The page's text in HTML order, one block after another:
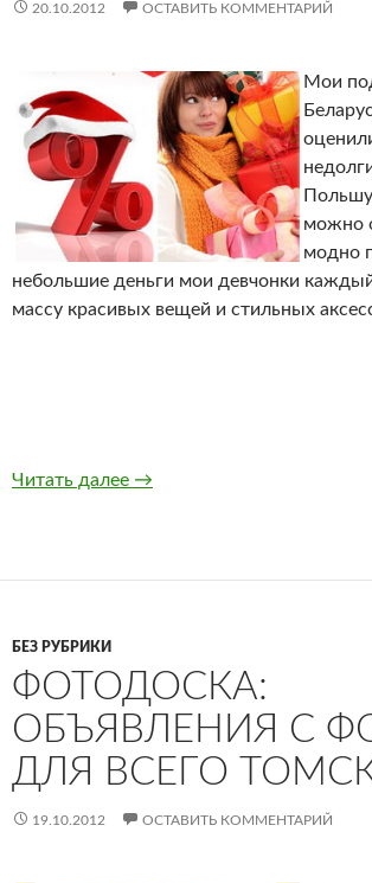
20.10.2012 ОСТАВИТЬ КОММЕНТАРИЙ
Мои
можно
модно
небольшие деньги мои девчонки
массу красивых вещей и стильных
Читать далее Шоп тур в Белосток
→
БЕЗ РУБРИКИ
ФОТОДОСКА:
ОБЪЯВЛЕНИЯ С
ДЛЯ ВСЕГО
19.10.2012 ОСТАВИТЬ КОММЕНТАРИЙ